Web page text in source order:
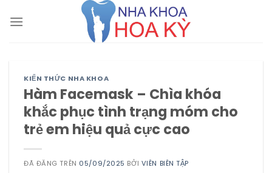
đến
KIẾN THỨC NHA KHOA
Hàm Facemask – Chìa khóa
khắc phục tình trạng móm cho
trẻ em hiệu quả cực cao
ĐÃ ĐĂNG TRÊN 05/09/2025 BỞI VIÊN BIÊN TẬP